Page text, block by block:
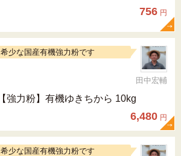
756 円
希少な国産有機強力粉です
田中宏輔
【強力粉】有機ゆきちから 10kg
6,480 円
希少な国産有機強力粉です